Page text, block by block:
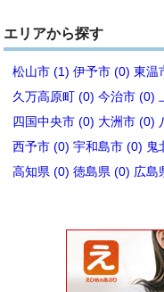
エリアから探す
松山市 (1) 伊予市 (0) 東温
久万高原町 (0) 今治市 (0)
四国中央市 (0) 大洲市 (0)
西予市 (0) 宇和島市 (0) 鬼
高知県 (0) 徳島県 (0) 広島